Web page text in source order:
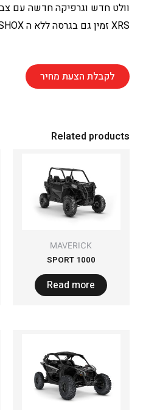
XRS זמין גם בגרסה ללא ה SMART SHOX
לקבלת הצעת מחיר
Related products
MAVERICK
SPORT 1000
Read more